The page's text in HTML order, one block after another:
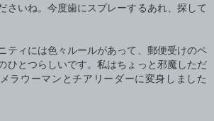
さいね。今度歯にスプレーするあれ、探して
ティには色々ルールがあって、郵便受けのペ
ひとつらしいです。私はちょっと邪魔しただ
ラウーマンとチアリーダーに変身しました